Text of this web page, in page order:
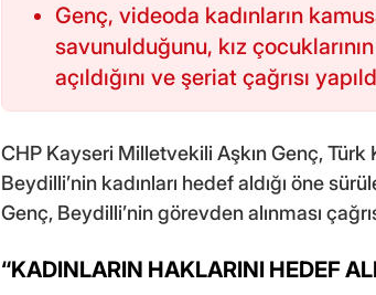
Genç, videoda kadınların
savunulduğunu, kız
açıldığını ve şeriat çağrısı
CHP Kayseri Milletvekili Aşkın Genç, Türk
Beydilli’nin kadınları hedef aldığı öne
Genç, Beydilli’nin görevden alınması
“KADINLARIN HAKLARINI HEDEF